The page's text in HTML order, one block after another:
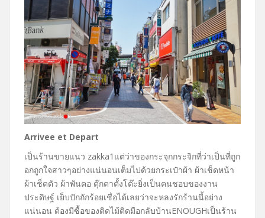
Arrivee et Depart
เป็นร้านขายแนว zakka1 แต่ว่าของกระจุกกระจิกที่ว่าเป็นที่ถูก
อกถูกใจสาวๆอย่างแน่นอนเต็มไปด้วยกระเป๋าผ้า ผ้าเช็ดหน้า
ผ้าเช็ดตัว ผ้าพันคอ ตุ๊กตาตั้งโต๊ะยิ่งเป็นคนชอบของงาน
ประดิษฐ์ เย็บปักถักร้อยเชื่อได้เลยว่าจะหลงรักร้านนี้อย่าง
แน่นอน ต้องมีซื้อของติดไม้ติดมือกลับบ้านENOUGHเป็นร้าน